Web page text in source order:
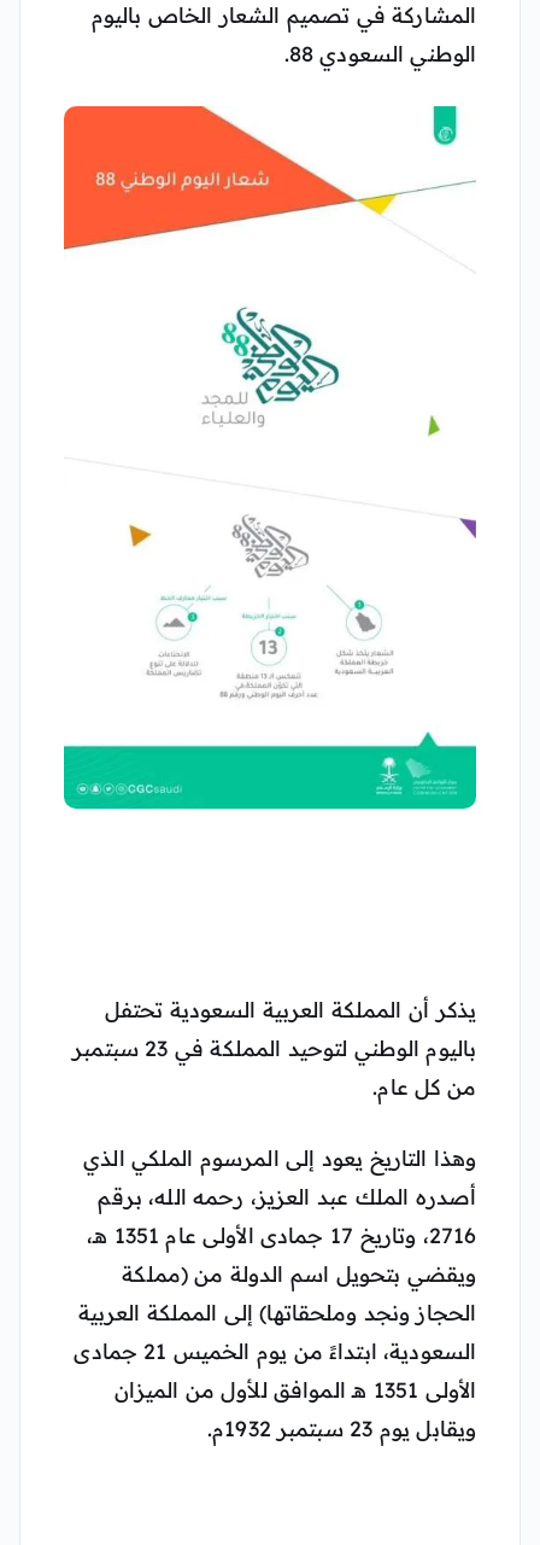
المشاركة في تصميم الشعار الخاص باليوم
الوطني السعودي 88.
يذكر أن المملكة العربية السعودية تحتفل
باليوم الوطني لتوحيد المملكة في 23 سبتمبر
من كل عام.
وهذا التاريخ يعود إلى المرسوم الملكي الذي
أصدره الملك عبد العزيز، رحمه الله، برقم
2716، وتاريخ 17 جمادى الأولى عام 1351 هـ،
ويقضي بتحويل اسم الدولة من (مملكة
الحجاز ونجد وملحقاتها) إلى المملكة العربية
السعودية، ابتداءً من يوم الخميس 21 جمادى
الأولى 1351 هـ الموافق للأول من الميزان
ويقابل يوم 23 سبتمبر 1932م.